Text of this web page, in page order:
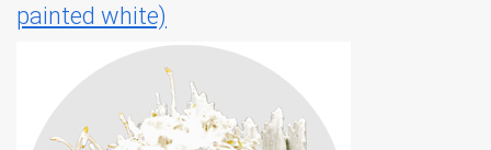
painted white)